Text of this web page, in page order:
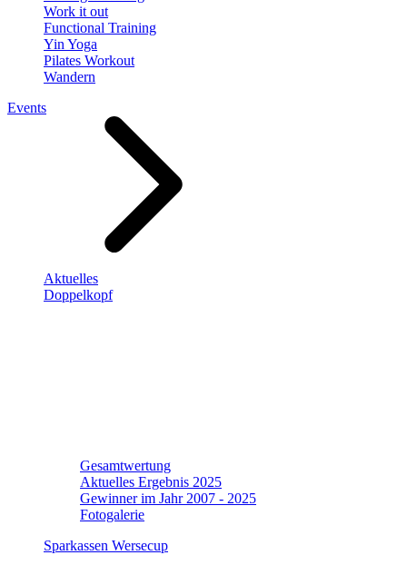
Work it out
Functional Training
Yin Yoga
Pilates Workout
Wandern
Events
Aktuelles
Doppelkopf
Gesamtwertung
Aktuelles Ergebnis 2025
Gewinner im Jahr 2007 - 2025
Fotogalerie
Sparkassen Wersecup